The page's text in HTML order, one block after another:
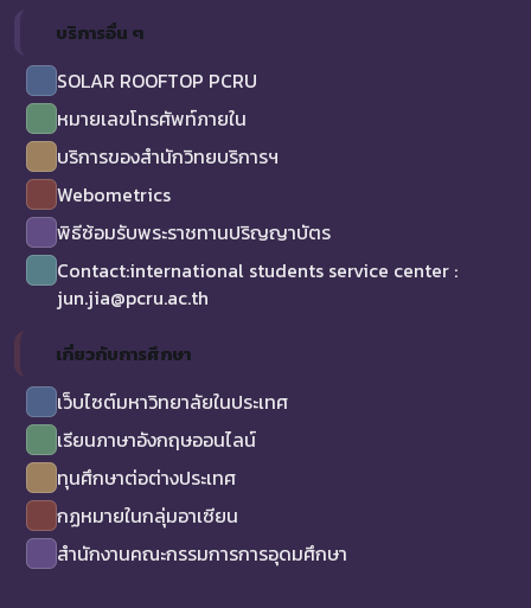
บริการอื่น ๆ
SOLAR ROOFTOP PCRU
หมายเลขโทรศัพท์ภายใน
บริการของสำนักวิทยบริการฯ
Webometrics
พิธีซ้อมรับพระราชทานปริญญาบัตร
Contact:international students service center :
jun.jia@pcru.ac.th
เกี่ยวกับการศึกษา
เว็บไซต์มหาวิทยาลัยในประเทศ
เรียนภาษาอังกฤษออนไลน์
ทุนศึกษาต่อต่างประเทศ
กฏหมายในกลุ่มอาเซียน
สำนักงานคณะกรรมการการอุดมศึกษา